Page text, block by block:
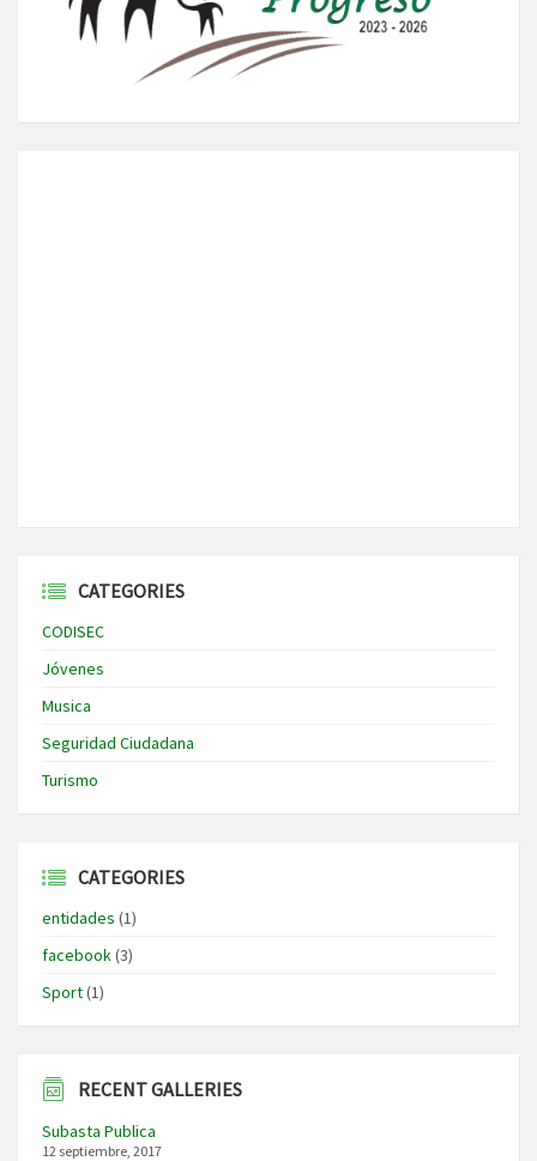
CATEGORIES
CODISEC
Jóvenes
Musica
Seguridad Ciudadana
Turismo
CATEGORIES
entidades (1)
facebook(3)
Sport(1)
RECENT GALLERIES
Subasta Publica
12 septiembre, 2017